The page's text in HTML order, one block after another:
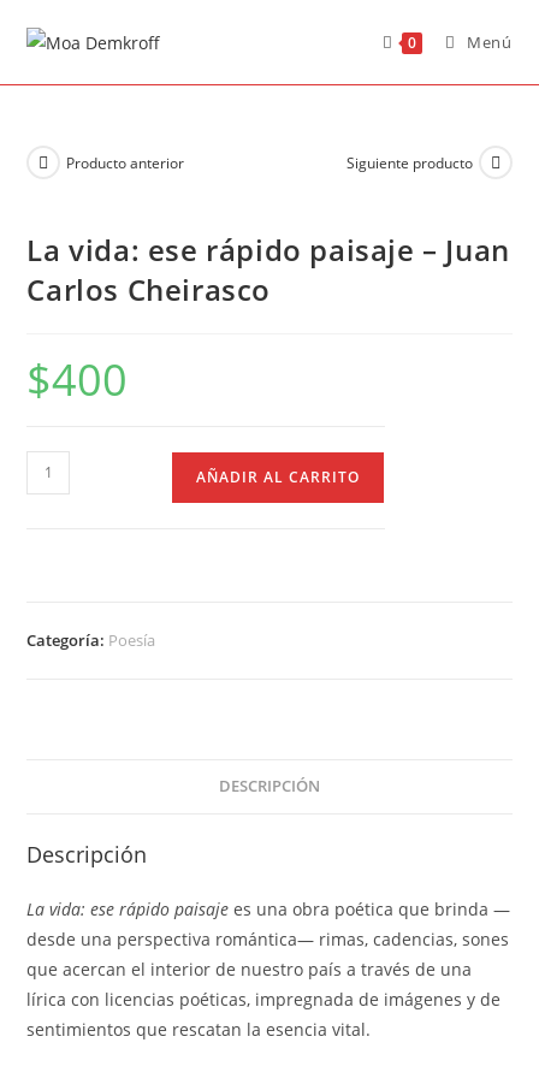
0 Menú
Producto anterior Siguiente producto
La vida: ese rápido paisaje – Juan
Carlos Cheirasco
$400
AÑADIR AL CARRITO
Categoría: Poesía
DESCRIPCIÓN
Descripción
La vida: ese rápido paisaje es una obra poética que brinda —
desde una perspectiva romántica— rimas, cadencias, sones
que acercan el interior de nuestro país a través de una
lírica con licencias poéticas, impregnada de imágenes y de
sentimientos que rescatan la esencia vital.